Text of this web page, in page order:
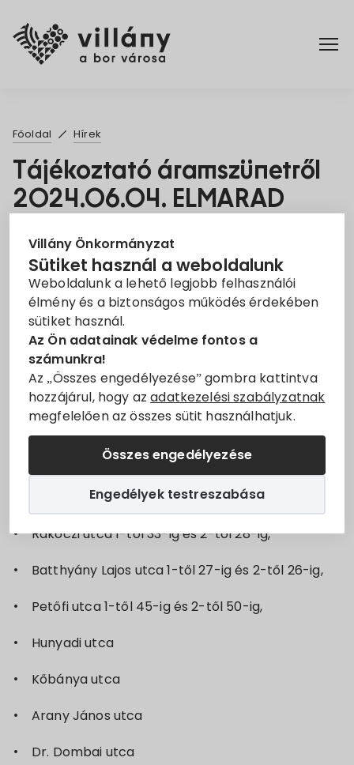
Villány Önkormányzat
Sütiket használ a weboldalunk
Weboldalunk a lehető legjobb felhasználói
élmény és a biztonságos működés érdekében
sütiket használ.
Az Ön adatainak védelme fontos a
számunkra!
Az „Összes engedélyezése” gombra kattintva
hozzájárul, hogy azadatkezelési szabályzatnak
megfelelően az összes sütit használhatjuk.
Összes engedélyezése
Engedélyek testreszabása
Elérhetőségek
Hírek
Rendelettár
Pályázatok
Dokumentumok
Állásajánlatok
Szolgáltatók
Turizmus
Választási információk
Választási szervek
2024. évi általános
Főoldal Hírek
Tájékoztató áramszünetről
2024.06.04. ELMARAD
Áramszünet EON Tájékoztató
Tisztelt Ügyfelünk!
Tájékoztatjuk, hogy aVillánytelepülésen az alábbi
területeken tervezett áramszünet
2024.06.04-án 8:30-tól 11:00-ig
A meghirdetett áramszünet oka:Karbantartási
munkálatok elvégzése
Érintett utcák szakaszok:
Rákóczi utca 1-től 33-ig és 2-től 28-ig,
Batthyány Lajos utca 1-től 27-ig és 2-től 26-ig,
Petőfi utca 1-től 45-ig és 2-től 50-ig,
Hunyadi utca
Kőbánya utca
Arany János utca
Dr. Dombai utca